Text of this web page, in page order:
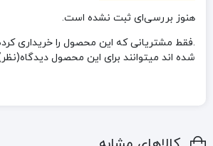
هنوز بررسی‌ای ثبت نشده است.
.فقط مشتریانی که این محصول را خریداری
شده اند میتوانند برای این محصول